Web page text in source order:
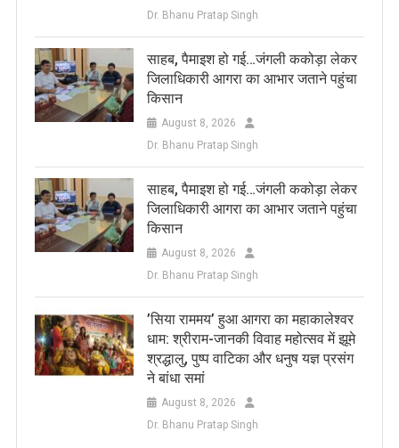
Dr. Bhanu Pratap Singh
साहब, पैमाइश हो गई…जंगली ककोड़ा लेकर
जिलाधिकारी आगरा का आभार जताने पहुंचा
किसान
August 8, 2026
Dr. Bhanu Pratap Singh
साहब, पैमाइश हो गई…जंगली ककोड़ा लेकर
जिलाधिकारी आगरा का आभार जताने पहुंचा
किसान
August 8, 2026
Dr. Bhanu Pratap Singh
​’सिया राममय’ हुआ आगरा का महाकालेश्वर
धाम: श्रीराम-जानकी विवाह महोत्सव में झूमे
श्रद्धालु, पुष्प वाटिका और धनुष यज्ञ प्रसंग
ने बांधा समां
August 8, 2026
Dr. Bhanu Pratap Singh